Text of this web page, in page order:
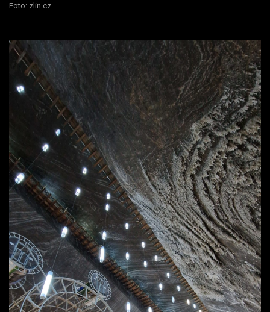
Foto: zlin.cz